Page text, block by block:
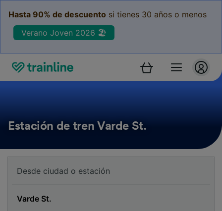
Hasta 90% de descuento si tienes 30 años o menos
Verano Joven 2026 🏖️
Estación de tren Varde St.